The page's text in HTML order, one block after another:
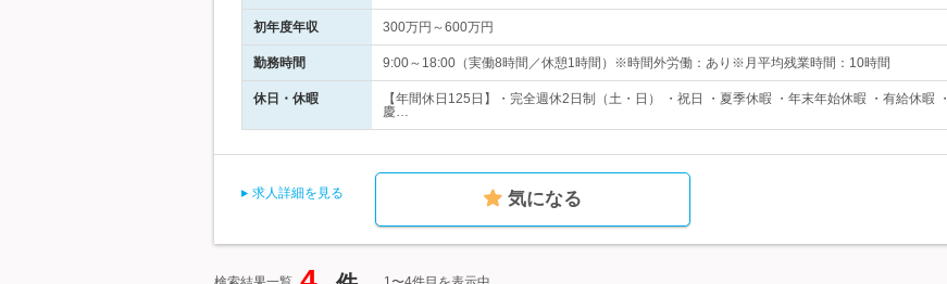
初年度年収 300万円～600万円
勤務時間 9:00～18:00（実働8時間／休憩1時間）※時間外労働：あり※月平均残業時間：10時間
休日・休暇
【年間休日125日】・完全週休2日制（土・日） ・祝日 ・夏季休暇 ・年末年始休暇 ・有給休暇 ・
慶…
求人詳細を見る 気になる